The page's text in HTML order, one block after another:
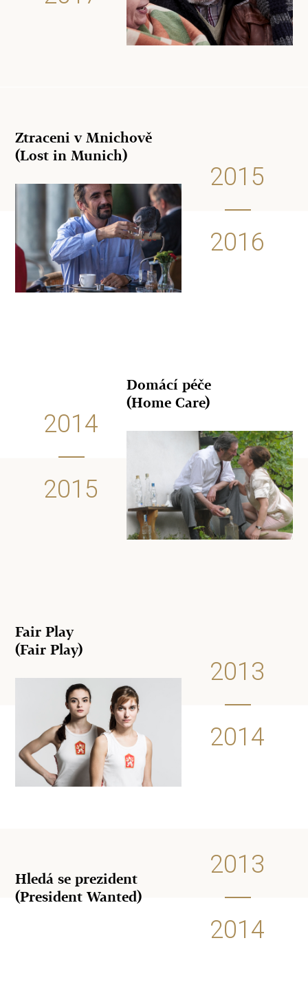
Ztraceni v Mnichově
(Lost in Munich)
2015
2016
Domácí péče
(Home Care)
2014
2015
Fair Play
(Fair Play)
2013
2014
Hledá se prezident
(President Wanted)
2013
2014